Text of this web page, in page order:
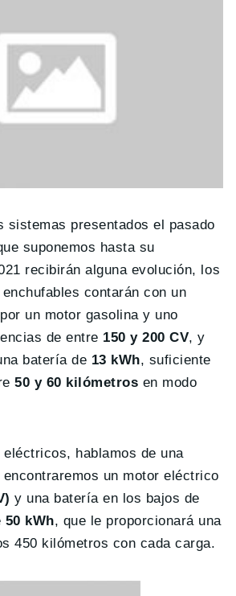
sistemas presentados el pasado
suponemos hasta su
recibirán alguna evolución, los
contarán con un
un motor gasolina y uno
de entre 150 y 200 CV, y
batería de 13 kWh, suficiente
50 y 60 kilómetros en modo
hablamos de una
encontraremos un motor eléctrico
y una batería en los bajos de
50 kWh, que le proporcionará una
450 kilómetros con cada carga.